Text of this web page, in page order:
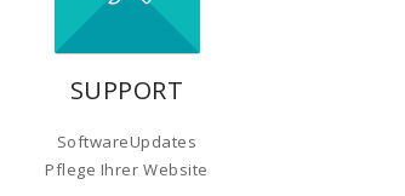
SUPPORT
SoftwareUpdates
Pflege Ihrer Website